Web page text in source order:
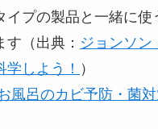
イプの製品と一緒に使
す（出典： ジョンソン
しよう！ ）
風呂のカビ予防・菌